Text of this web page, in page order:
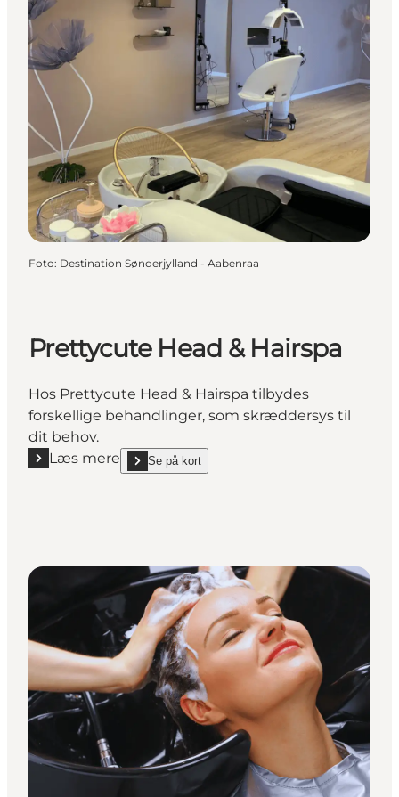
Foto: Destination Sønderjylland - Aabenraa
Prettycute Head & Hairspa
Hos Prettycute Head & Hairspa tilbydes
forskellige behandlinger, som skræddersys til
dit behov.
Læs mere
Læs mere "Prettycute Head & Hairspa"
Se på kort
show Prettycute Head & Hairspa on_map